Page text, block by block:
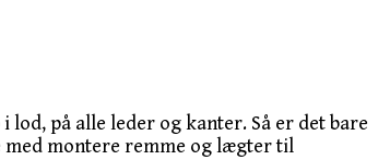
lod, på alle leder og kanter. Så er det bare
med montere remme og lægter til